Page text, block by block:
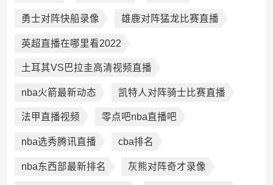
勇士对阵快船录像 雄鹿对阵猛龙比赛直播
英超直播在哪里看2022
土耳其VS巴拉圭高清视频直播
nba火箭最新动态 凯特人对阵骑士比赛直播
法甲直播视频 零点吧nba直播吧
nba选秀腾讯直播 cba排名
nba东西部最新排名 灰熊对阵奇才录像